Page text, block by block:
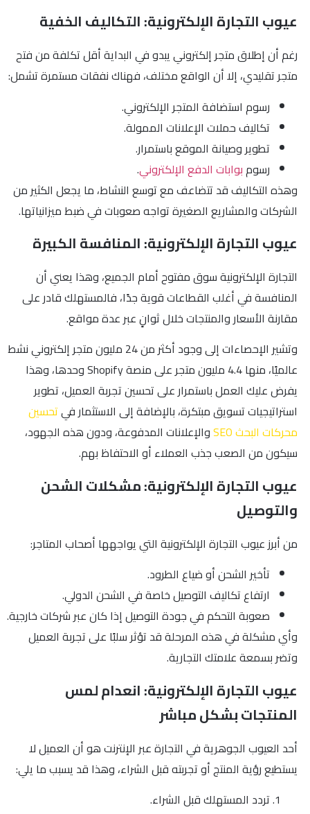
عيوب التجارة الإلكترونية: التكاليف الخفية
رغم أن إطلاق متجر إلكتروني يبدو في البداية أقل تكلفة من فتح
متجر تقليدي، إلا أن الواقع مختلف، فهناك نفقات مستمرة تشمل:
رسوم استضافة المتجر الإلكتروني.
تكاليف حملات الإعلانات الممولة.
تطوير وصيانة الموقع باستمرار.
رسومبوابات الدفع الإلكتروني.
وهذه التكاليف قد تتضاعف مع توسع النشاط، ما يجعل الكثير من
الشركات والمشاريع الصغيرة تواجه صعوبات في ضبط ميزانياتها.
عيوب التجارة الإلكترونية: المنافسة الكبيرة
التجارة الإلكترونية سوق مفتوح أمام الجميع، وهذا يعني أن
المنافسة في أغلب القطاعات قوية جدًا، فالمستهلك قادر على
مقارنة الأسعار والمنتجات خلال ثوانٍ عبر عدة مواقع.
وتشير الإحصاءات إلى وجود أكثر من 24 مليون متجر إلكتروني نشط
عالميًا، منها 4.4 مليون متجر على منصة Shopify وحدها، وهذا
يفرض عليك العمل باستمرار على تحسين تجربة العميل، تطوير
استراتيجيات تسويق مبتكرة، بالإضافة إلى الاستثمار فيتحسين
محركات البحث SEO
والإعلانات المدفوعة، ودون هذه الجهود،
سيكون من الصعب جذب العملاء أو الاحتفاظ بهم.
عيوب التجارة الإلكترونية: مشكلات الشحن
والتوصيل
من أبرز عيوب التجارة الإلكترونية التي يواجهها أصحاب المتاجر:
تأخير الشحن أو ضياع الطرود.
ارتفاع تكاليف التوصيل خاصة في الشحن الدولي.
صعوبة التحكم في جودة التوصيل إذا كان عبر شركات خارجية.
وأي مشكلة في هذه المرحلة قد تؤثر سلبًا على تجربة العميل
وتضر بسمعة علامتك التجارية.
عيوب التجارة الإلكترونية: انعدام لمس
المنتجات بشكل مباشر
أحد العيوب الجوهرية في التجارة عبر الإنترنت هو أن العميل لا
يستطيع رؤية المنتج أو تجربته قبل الشراء، وهذا قد يسبب ما يلي:
تردد المستهلك قبل الشراء.